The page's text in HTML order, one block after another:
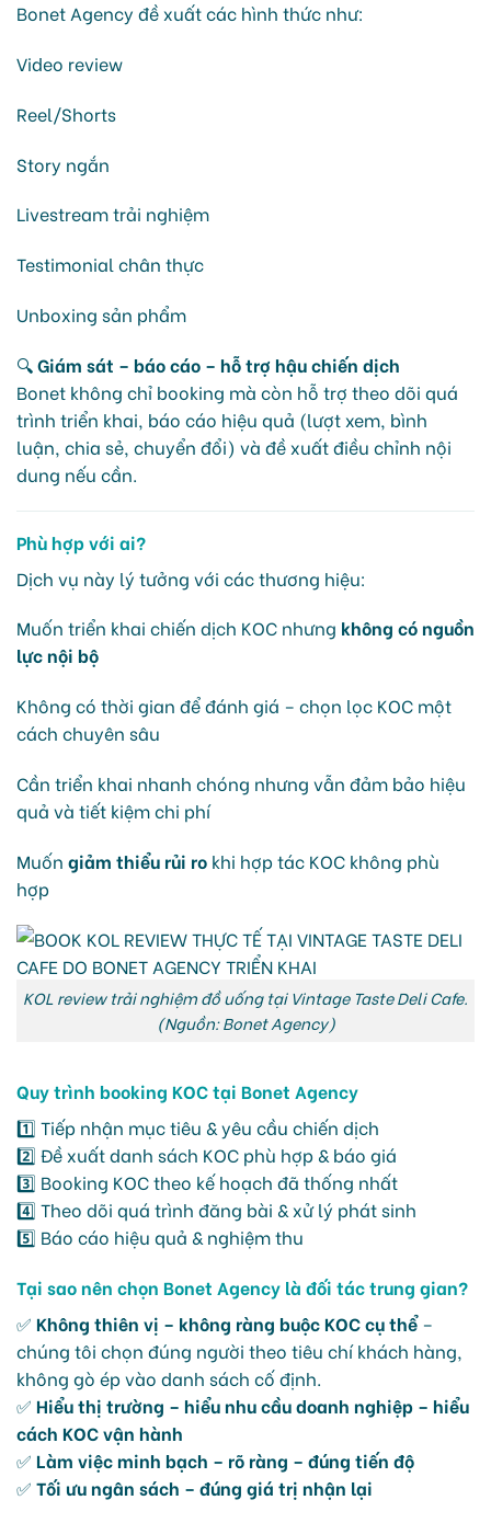
Bonet Agency đề xuất các hình thức như:
Video review
Reel/Shorts
Story ngắn
Livestream trải nghiệm
Testimonial chân thực
Unboxing sản phẩm
🔍Giám sát – báo cáo – hỗ trợ hậu chiến dịch
Bonet không chỉ booking mà còn hỗ trợ theo dõi quá
trình triển khai, báo cáo hiệu quả (lượt xem, bình
luận, chia sẻ, chuyển đổi) và đề xuất điều chỉnh nội
dung nếu cần.
Phù hợp với ai?
Dịch vụ này lý tưởng với các thương hiệu:
Muốn triển khai chiến dịch KOC nhưng không có nguồn
lực nội bộ
Không có thời gian để đánh giá – chọn lọc KOC một
cách chuyên sâu
Cần triển khai nhanh chóng nhưng vẫn đảm bảo hiệu
quả và tiết kiệm chi phí
Muốn giảm thiểu rủi ro khi hợp tác KOC không phù
hợp
KOL review trải nghiệm đồ uống tại Vintage Taste Deli Cafe.
(Nguồn: Bonet Agency)
Quy trình booking KOC tại Bonet Agency
1️⃣ Tiếp nhận mục tiêu & yêu cầu chiến dịch
2️⃣ Đề xuất danh sách KOC phù hợp & báo giá
3️⃣ Booking KOC theo kế hoạch đã thống nhất
4️⃣ Theo dõi quá trình đăng bài & xử lý phát sinh
5️⃣ Báo cáo hiệu quả & nghiệm thu
Tại sao nên chọn Bonet Agency là đối tác trung gian?
✅ Không thiên vị – không ràng buộc KOC cụ thể–
chúng tôi chọn đúng người theo tiêu chí khách hàng,
không gò ép vào danh sách cố định.
✅ Hiểu thị trường – hiểu nhu cầu doanh nghiệp – hiểu
cách KOC vận hành
✅ Làm việc minh bạch – rõ ràng – đúng tiến độ
✅ Tối ưu ngân sách – đúng giá trị nhận lại